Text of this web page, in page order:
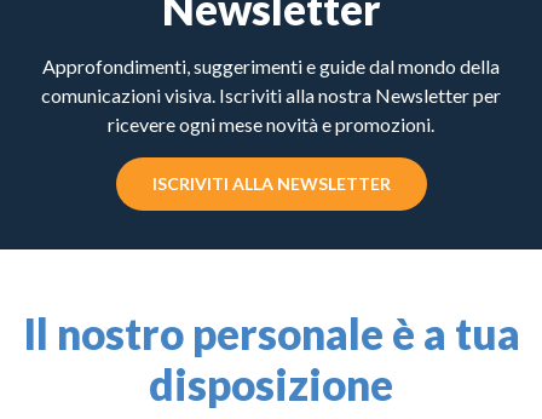
Approfondimenti, suggerimenti e guide dal mondo della
comunicazioni visiva. Iscriviti alla nostra Newsletter per
ricevere ogni mese novità e promozioni.
ISCRIVITI ALLA NEWSLETTER
Il nostro personale è a tua
disposizione